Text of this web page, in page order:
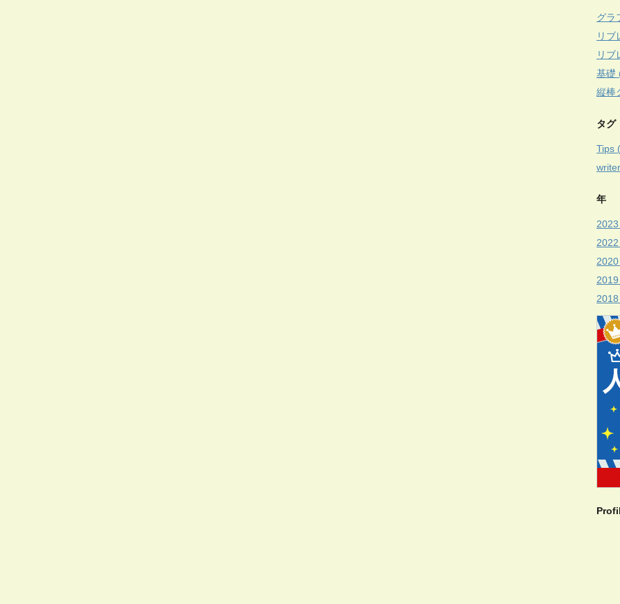
グラ
リブ
リブ
基礎
縦棒
タグ
Tips
年